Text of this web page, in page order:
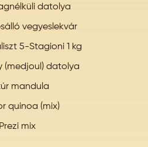
datolya
vegyeslekvár
5-Stagioni 1 kg
(medjoul) datolya
mandula
quinoa (mix)
Prezi mix